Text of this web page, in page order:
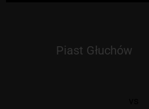
Piast Głuchów